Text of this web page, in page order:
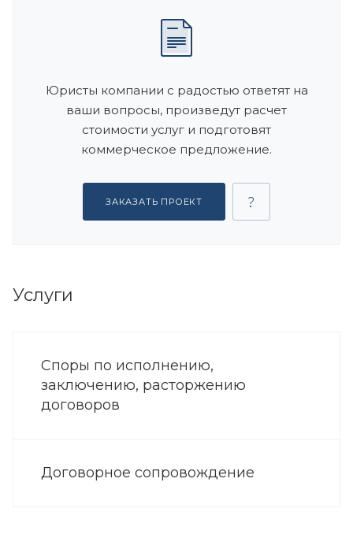
Юристы компании с радостью ответят на
ваши вопросы, произведут расчет
стоимости услуг и подготовят
коммерческое предложение.
ЗАКАЗАТЬ ПРОЕКТ
Услуги
Споры по исполнению,
заключению, расторжению
договоров
Договорное сопровождение